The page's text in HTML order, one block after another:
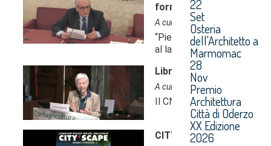
22
Set
Osteria
dell'Architetto a
Marmomac
28
Nov
Premio
Architettura
Città di Oderzo
XX Edizione
2026